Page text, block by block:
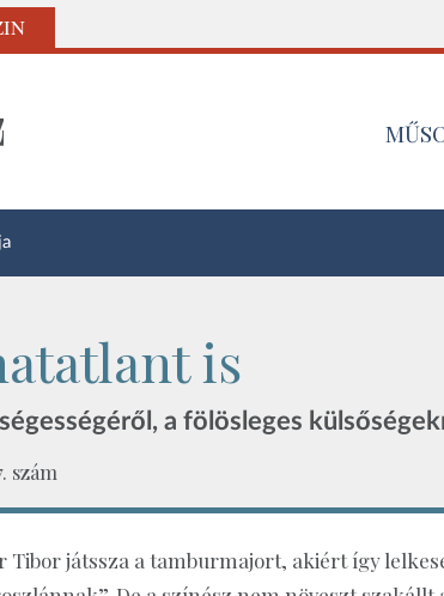
is
a fölösleges
szám
Tibor játssza a tamburmajort, akiért így